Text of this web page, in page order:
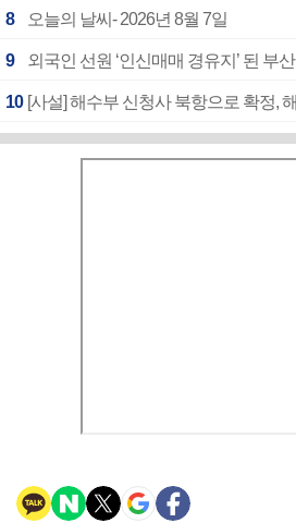
8 오늘의 날씨- 2026년 8월 7일
9 외국인 선원 ‘인신매매 경유지’ 된 부
10 [사설] 해수부 신청사 북항으로 확정,